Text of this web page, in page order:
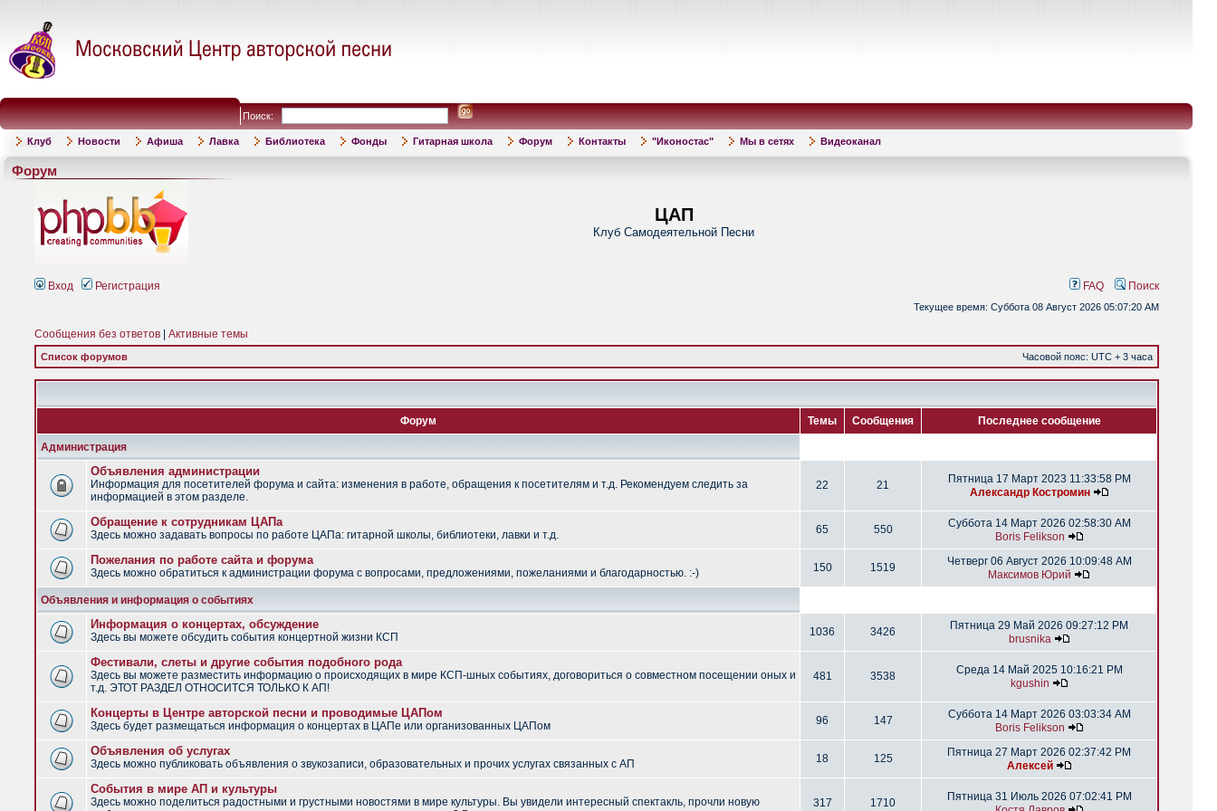
Поиск:
Клуб Новости Афиша Лавка Библиотека Фонды Гитарная школа Форум Контакты "Иконостас" Мы в сетях Видеоканал
Форум
ЦАП
Клуб Самодеятельной Песни
Вход Регистрация FAQ Поиск
Текущее время: Суббота 08 Август 2026 05:07:20 AM
Сообщения без ответов Активные темы
Список форумов Часовой пояс: UTC + 3 часа
Форум Темы Сообщения Последнее сообщение
Администрация
Объявления администрации
Информация для посетителей форума и сайта: изменения в работе, обращения к посетителям и т.д. Рекомендуем следить за
информацией в этом разделе.
22 21
Пятница 17 Март 2023 11:33:58 PM
Александр Костромин
Обращение к сотрудникам ЦАПа
Здесь можно задавать вопросы по работе ЦАПа: гитарной школы, библиотеки, лавки и т.д. 65 550
Суббота 14 Март 2026 02:58:30 AM
Boris Felikson
Пожелания по работе сайта и форума
Здесь можно обратиться к администрации форума с вопросами, предложениями, пожеланиями и благодарностью. :-) 150 1519
Четверг 06 Август 2026 10:09:48 AM
Максимов Юрий
Объявления и информация о событиях
Информация о концертах, обсуждение
Здесь вы можете обсудить события концертной жизни КСП 1036 3426
Пятница 29 Май 2026 09:27:12 PM
brusnika
Фестивали, слеты и другие события подобного рода
Здесь вы можете разместить информацию о происходящих в мире КСП-шных событиях, договориться о совместном посещении оных и
т.д. ЭТОТ РАЗДЕЛ ОТНОСИТСЯ ТОЛЬКО К АП!
481 3538
Среда 14 Май 2025 10:16:21 PM
kgushin
Концерты в Центре авторской песни и проводимые ЦАПом
Здесь будет размещаться информация о концертах в ЦАПе или организованных ЦАПом 96 147
Суббота 14 Март 2026 03:03:34 AM
Boris Felikson
Объявления об услугах
Здесь можно публиковать объявления о звукозаписи, образовательных и прочих услугах связанных с АП 18 125
Пятница 27 Март 2026 02:37:42 PM
Алексей
События в мире АП и культуры
Здесь можно поделиться радостными и грустными новостями в мире культуры. Вы увидели интересный спектакль, прочли новую
317 1710
Пятница 31 Июль 2026 07:02:41 PM